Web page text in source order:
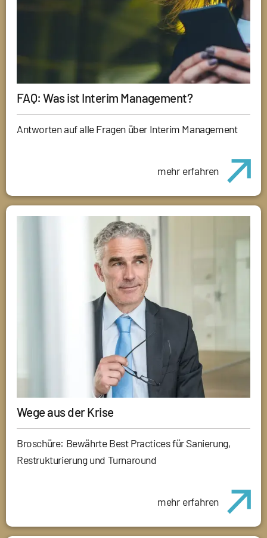
FAQ: Was ist Interim Management?
Antworten auf alle Fragen über Interim Management
mehr erfahren
Wege aus der Krise
Broschüre: Bewährte Best Practices für Sanierung,
Restrukturierung und Turnaround
mehr erfahren